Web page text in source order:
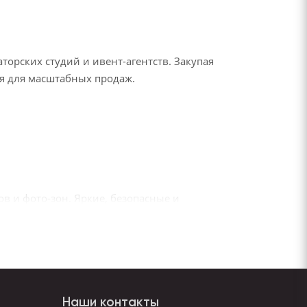
студий и ивент-агентств. Закупая
для масштабных продаж.
и фото-зон. Яркие, безопасные и
Наши контакты